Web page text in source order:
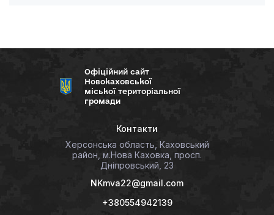
Офіційний сайт
Новокаховської
міської територіальної
громади
Контакти
Херсонська область, Каховський
район, м.Нова Каховка, просп.
Дніпровський, 23
NKmva22@gmail.com
+380554942139